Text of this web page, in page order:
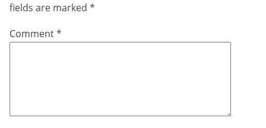
fields are marked *
Comment*